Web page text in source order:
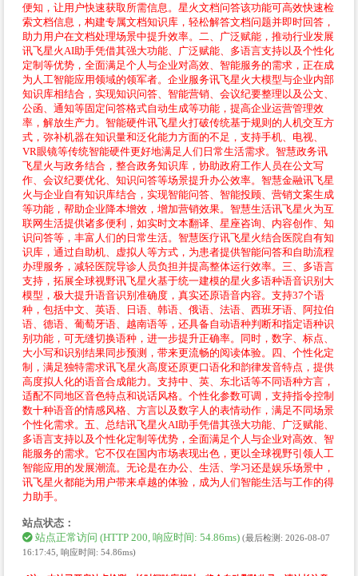
便知，让用户快速获取所需信息。星火文档问答该功能可高效快速检
索文档信息，构建专属文档知识库，轻松解答文档问题并即时回答，
助力用户在文档处理场景中提升效率。二、广泛赋能，推动行业发展
讯飞星火AI助手凭借其强大功能、广泛赋能、多语言支持以及个性化
定制等优势，全面满足个人与企业对高效、智能服务的需求，正在成
为人工智能应用领域的领军者。企业服务讯飞星火大模型与企业内部
知识库相结合，实现知识问答、智能营销、会议纪要整理以及公文、
公函、通知等固定问答格式自动生成等功能，提高企业运营管理效
率，解放生产力。智能硬件讯飞星火打破传统基于规则的人机交互方
式，弥补机器在知识量和泛化能力方面的不足，支持手机、电视、
VR眼镜等传统智能硬件更好地满足人们日常生活需求。智慧政务讯
飞星火与政务结合，整合政务知识库，协助政府工作人员在公文写
作、会议纪要优化、知识问答等场景提升办公效率。智慧金融讯飞星
火与企业自有知识库结合，实现智能问答、智能投顾、营销文案生成
等功能，帮助企业降本增效，增加营销效果。智慧生活讯飞星火为互
联网生活提供诸多便利，如实时文本翻译、星座咨询、内容创作、知
识问答等，丰富人们的日常生活。智慧医疗讯飞星火结合医院自有知
识库，通过自助机、虚拟人等方式，为患者提供智能问答和自助流程
办理服务，减轻医院导诊人员负担并提高整体运行效率。三、多语言
支持，拓展全球视野讯飞星火基于统一建模的星火多语种语音识别大
模型，极大提升语音识别准确度，真实还原语音内容。支持37个语
种，包括中文、英语、日语、韩语、俄语、法语、西班牙语、阿拉伯
语、德语、葡萄牙语、越南语等，还具备自动语种判断和指定语种识
别功能，可无缝切换语种，进一步提升正确率。同时，数字、标点、
大小写和识别结果同步预测，带来更流畅的阅读体验。四、个性化定
制，满足独特需求讯飞星火高度还原更口语化和韵律发音特点，提供
高度拟人化的语音合成能力。支持中、英、东北话等不同语种方言，
适配不同地区音色特点和说话风格。个性化参数可调，支持指令控制
数十种语音的情感风格、方言以及数字人的表情动作，满足不同场景
个性化需求。五、总结讯飞星火AI助手凭借其强大功能、广泛赋能、
多语言支持以及个性化定制等优势，全面满足个人与企业对高效、智
能服务的需求。它不仅在国内市场表现出色，更以全球视野引领人工
智能应用的发展潮流。无论是在办公、生活、学习还是娱乐场景中，
讯飞星火都能为用户带来卓越的体验，成为人们智能生活与工作的得
力助手。
站点状态：
站点正常访问 (HTTP 200, 响应时间: 54.86ms) (最后检测: 2026-08-07
16:17:45, 响应时间: 54.86ms)